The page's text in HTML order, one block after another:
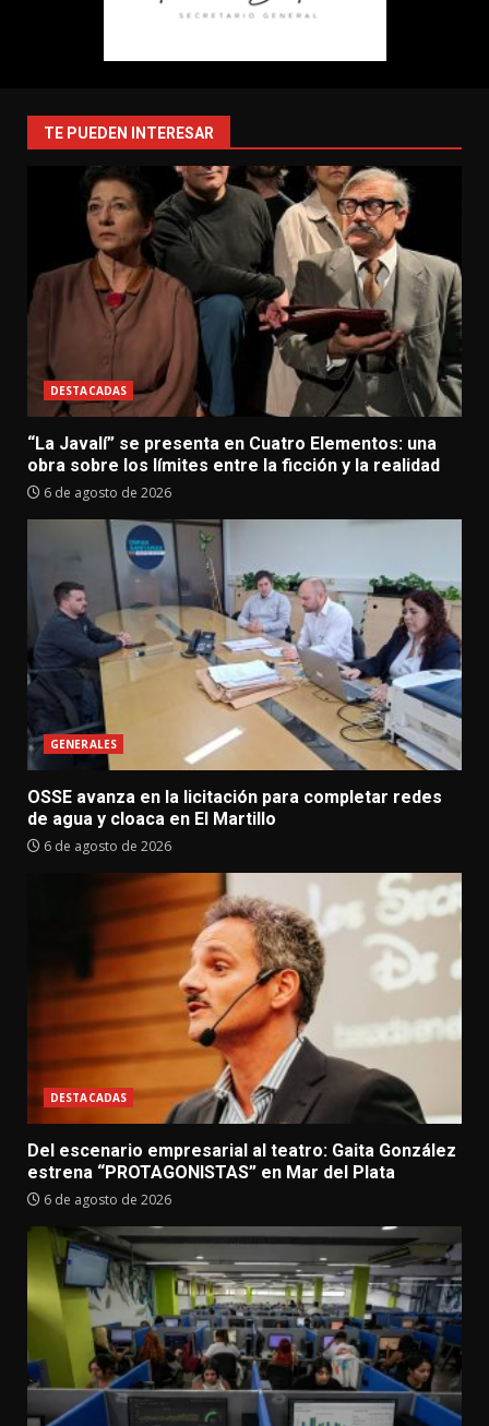
TE PUEDEN INTERESAR
DESTACADAS
“La Javalí” se presenta en Cuatro Elementos: una
obra sobre los límites entre la ficción y la realidad
6 de agosto de 2026
GENERALES
OSSE avanza en la licitación para completar redes
de agua y cloaca en El Martillo
6 de agosto de 2026
DESTACADAS
Del escenario empresarial al teatro: Gaita González
estrena “PROTAGONISTAS” en Mar del Plata
6 de agosto de 2026